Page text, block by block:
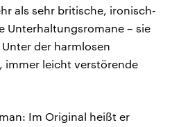
als sehr britische, ironisch-
Unterhaltungsromane – sie
der harmlosen
immer leicht verstörende
Im Original heißt er